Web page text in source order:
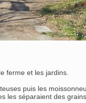
ferme et les jardins.
puis les
les séparaient des grains